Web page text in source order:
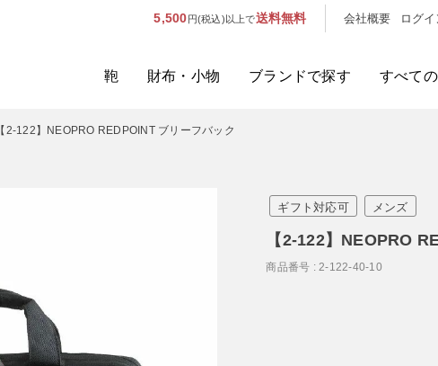
5,500円(税込)以上で送料無料 会社概要 ログ
鞄 財布・小物 ブランドで探す すべて
ブランドから探す
【2-122】NEOPRO REDPOINT ブリーフバック
ギフト対応可 メンズ
【2-122】NEOPRO
商品番号 2-122-40-10